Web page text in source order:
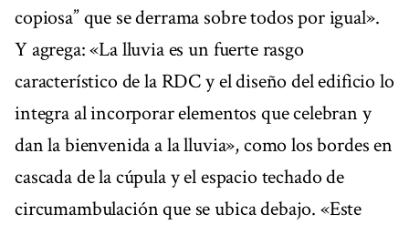
copiosa” que se derrama sobre todos por igual».
Y agrega: «La lluvia es un fuerte rasgo
característico de la RDC y el diseño del edificio lo
integra al incorporar elementos que celebran y
dan la bienvenida a la lluvia», como los bordes en
cascada de la cúpula y el espacio techado de
circumambulación que se ubica debajo. «Este